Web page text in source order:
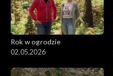
Rok w ogrodzie
02.05.2026